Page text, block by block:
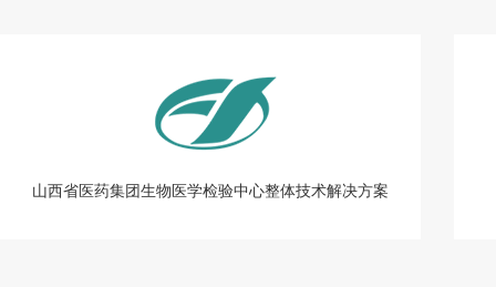
山西省医药集团生物医学检验中心整体技术解决方案